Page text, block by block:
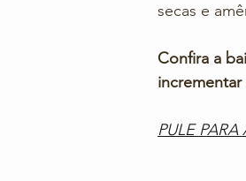
secas e
Confira a
PULE PARA